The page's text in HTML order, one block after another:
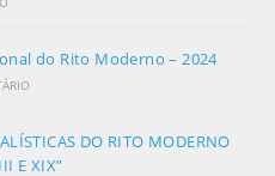
do Rito Moderno – 2024
DO RITO MODERNO
E XIX”